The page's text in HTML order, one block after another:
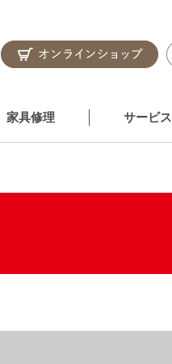
家具修理 サービス